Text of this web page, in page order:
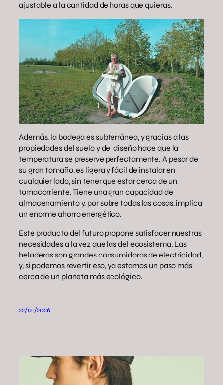
ajustable a la cantidad de horas que quieras.
Además, la bodega es subterránea, y gracias a las
propiedades del suelo y del diseño hace que la
temperatura se preserve perfectamente. A pesar de
su gran tamaño, es ligera y fácil de instalar en
cualquier lado, sin tener que estar cerca de un
tomacorriente. Tiene una gran capacidad de
almacenamiento y, por sobre todas las cosas, implica
un enorme ahorro energético.
Este producto del futuro propone satisfacer nuestras
necesidades a la vez que las del ecosistema. Las
heladeras son grandes consumidoras de electricidad,
y, si podemos revertir eso, ya estamos un paso más
cerca de un planeta más ecológico.
22/01/2026